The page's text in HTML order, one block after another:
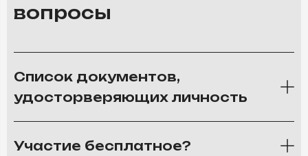
вопросы
Список документов,
удосторверяющих личность
Участие бесплатное?